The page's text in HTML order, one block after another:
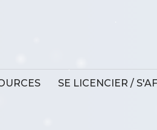
SE LICENCIER /